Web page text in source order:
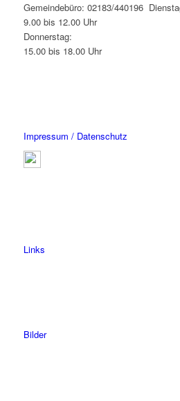
Gemeindebüro: 02183/440196
9.00 bis 12.00 Uhr
Donnerstag:
15.00 bis 18.00 Uhr
Impressum / Datenschutz
Links
Bilder